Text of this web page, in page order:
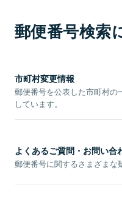
郵便番号検索
市町村変更情報
郵便番号を公表した市町村
しています。
よくあるご質問・お問い合
郵便番号に関するさまざまな